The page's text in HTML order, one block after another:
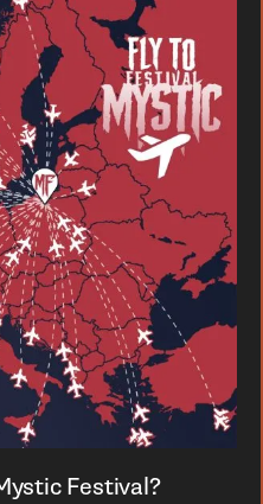
Festival?